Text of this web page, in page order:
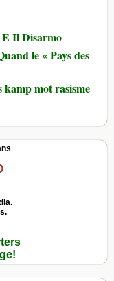
Il Disarmo
le « Pays des
mot rasisme